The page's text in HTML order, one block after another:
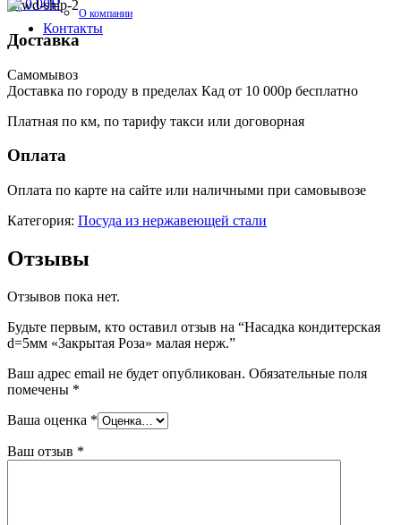
0/ 0.00Р
О компании
Контакты
Доставка
Самомывоз
Доставка по городу в пределах Кад от 10 000р бесплатно
Платная по км, по тарифу такси или договорная
Оплата
Оплата по карте на сайте или наличными при самовывозе
Категория: Посуда из нержавеющей стали
Отзывы
Отзывов пока нет.
Будьте первым, кто оставил отзыв на “Насадка кондитерская
d=5мм «Закрытая Роза» малая нерж.”
Ваш адрес email не будет опубликован. Обязательные поля
помечены *
Ваша оценка *
Ваш отзыв *